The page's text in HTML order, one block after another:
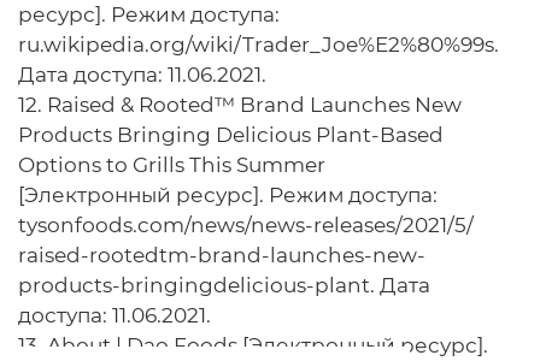
ресурс]. Режим доступа:
ru.wikipedia.оrg/wiki/Trader_Joe%E2%80%99s.
Дата доступа: 11.06.2021.
12. Raised & Rooted™ Brand Launches New
Products Bringing Delicious Plant-Based
Options to Grills This Summer
[Электронный ресурс]. Режим доступа:
tysonfоods.com/news/news-releases/2021/5/
raised-rootedtm-brand-launches-new-
prоducts-bringingdelicious-plant. Дата
доступа: 11.06.2021.
13. About | Dao Foods [Электронный ресурс].